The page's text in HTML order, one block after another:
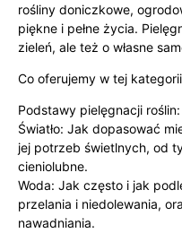
rośliny doniczkowe,
piękne i pełne życia.
zieleń, ale też o własne
Co oferujemy w tej
Podstawy pielęgnacji roślin:
Światło: Jak dopasować
jej potrzeb świetlnych, od
cieniolubne.
Woda: Jak często i jak
przelania i niedolewania,
nawadniania.